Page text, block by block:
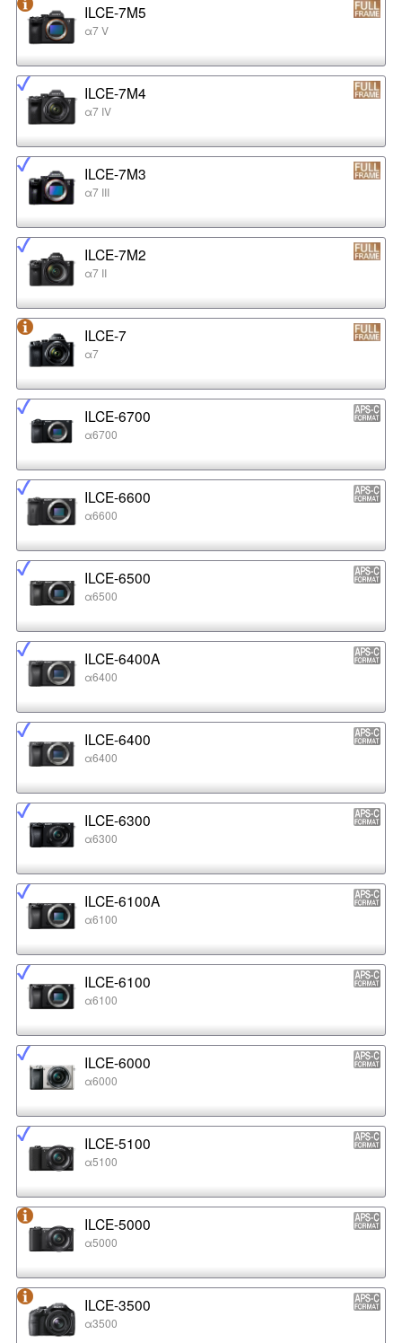
ILCE-7M5
α7 V
ILCE-7M4
α7 IV
ILCE-7M3
α7 III
ILCE-7M2
α7 II
ILCE-7
α7
ILCE-6700
α6700
ILCE-6600
α6600
ILCE-6500
α6500
ILCE-6400A
α6400
ILCE-6400
α6400
ILCE-6300
α6300
ILCE-6100A
α6100
ILCE-6100
α6100
ILCE-6000
α6000
ILCE-5100
α5100
ILCE-5000
α5000
ILCE-3500
α3500